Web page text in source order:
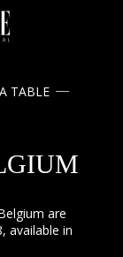
TABLE 
are
available in